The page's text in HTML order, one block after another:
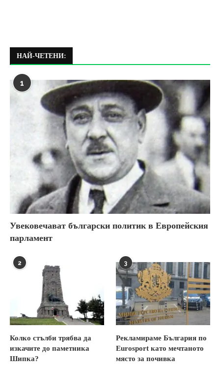
НАЙ-ЧЕТЕНИ:
1
Увековечават български политик в Европейския
парламент
2
Колко стълби трябва да
изкачите до паметника
Шипка?
3
Рекламираме България по
Eurosport като мечтаното
място за почивка